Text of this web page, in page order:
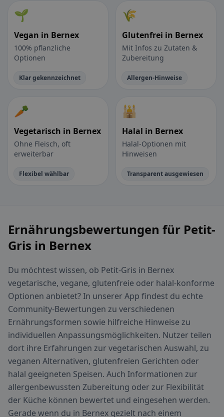
🌱
Vegan in Bernex
100% pflanzliche
Optionen
Klar gekennzeichnet
🌾
Glutenfrei in Bernex
Mit Infos zu Zutaten &
Zubereitung
Allergen-Hinweise
🥕
Vegetarisch in Bernex
Ohne Fleisch, oft
erweiterbar
Flexibel wählbar
🕌
Halal in Bernex
Halal-Optionen mit
Hinweisen
Transparent ausgewiesen
Ernährungsbewertungen für Petit-
Gris in Bernex
Du möchtest wissen, ob Petit-Gris in Bernex
vegetarische, vegane, glutenfreie oder halal-konforme
Optionen anbietet? In unserer App findest du echte
Community-Bewertungen zu verschiedenen
Ernährungsformen sowie hilfreiche Hinweise zu
individuellen Anpassungsmöglichkeiten. Nutzer teilen
dort ihre Erfahrungen zur vegetarischen Auswahl, zu
veganen Alternativen, glutenfreien Gerichten oder
halal geeigneten Speisen. Auch Informationen zur
allergenbewussten Zubereitung oder zur Flexibilität
der Küche können bewertet und eingesehen werden.
Gerade wenn du in Bernex gezielt nach einem